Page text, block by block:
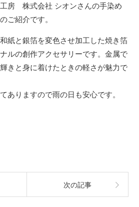
房 株式会社 シオンさんの手染め
ご紹介です。
紙と銀箔を変色させ加工した焼き箔
ルの創作アクセサリーです。金属で
きと身に着けたときの軽さが魅力で
ありますので雨の日も安心です。
次の記事